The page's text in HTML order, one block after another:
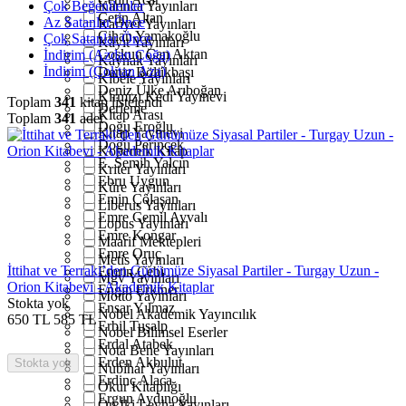
Karınca Yayınları
Kariyer Yayınları
Kayıt Yayınları
Kaynak Yayınları
Kibele Yayınları
Kırmızı Kedi Yayınevi
Kitap Arası
Kitap Yayınevi
Kopernik Kitap
Kriter Yayınları
Küre Yayınları
Liberus Yayınları
Lopus Yayınları
Maarif Mektepleri
Metis Yayınları
Mgv Yayınları
Motto Yayınları
Nobel Akademik Yayıncılık
Nobel Bilimsel Eserler
Nota Bene Yayınları
Nubihar Yayınları
Okur Kitaplığı
Çetin Altan
Cihan Yamakoğlu
Coşkun Can Aktan
Deniz Bölükbaşı
Deniz Ülke Arıboğan
Derleme
Doğu Eroğlu
Doğu Perinçek
E. Semih Yalçın
Ebru Uygun
Emin Çölaşan
Emre Cemil Ayvalı
Emre Kongar
Emre Oruç
Emrin Çebi
Engin Erkiner
Ensar Yılmaz
Erbil Tuşalp
Erdal Atabek
Erden Akbulut
Erdinç Alaca
Ergun Aydınoğlu
Çok Beğenilenler
Az Satanlar Önce
Çok Satanlar Önce
İndirim (Azdan Çoğa)
İndirim (Çoktan Aza)
Toplam 341 kitap listelendi
Toplam 341 adet
İttihat ve Terraki’den Günümüze Siyasal Partiler - Turgay Uzun -
Orion Kitabevi - Akademik Kitaplar
Stokta yok
650 TL 585 TL
Stokta yok